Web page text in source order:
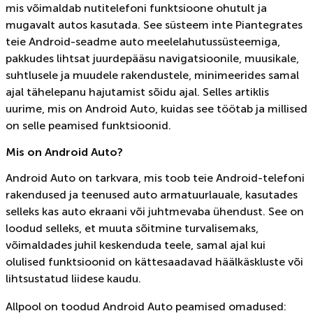
mis võimaldab nutitelefoni funktsioone ohutult ja
mugavalt autos kasutada. See süsteem inte Piantegrates
teie Android-seadme auto meelelahutussüsteemiga,
pakkudes lihtsat juurdepääsu navigatsioonile, muusikale,
suhtlusele ja muudele rakendustele, minimeerides samal
ajal tähelepanu hajutamist sõidu ajal. Selles artiklis
uurime, mis on Android Auto, kuidas see töötab ja millised
on selle peamised funktsioonid.
Mis on Android Auto?
Android Auto on tarkvara, mis toob teie Android-telefoni
rakendused ja teenused auto armatuurlauale, kasutades
selleks kas auto ekraani või juhtmevaba ühendust. See on
loodud selleks, et muuta sõitmine turvalisemaks,
võimaldades juhil keskenduda teele, samal ajal kui
olulised funktsioonid on kättesaadavad häälkäskluste või
lihtsustatud liidese kaudu.
Allpool on toodud Android Auto peamised omadused: